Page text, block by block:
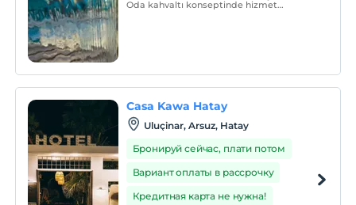
Oda kahvaltı konseptinde hizmet
Casa Kawa Hatay
Uluçinar, Arsuz, Hatay
Бронируй сейчас, плати потом
Вариант оплаты в рассрочку
Кредитная карта не нужна!